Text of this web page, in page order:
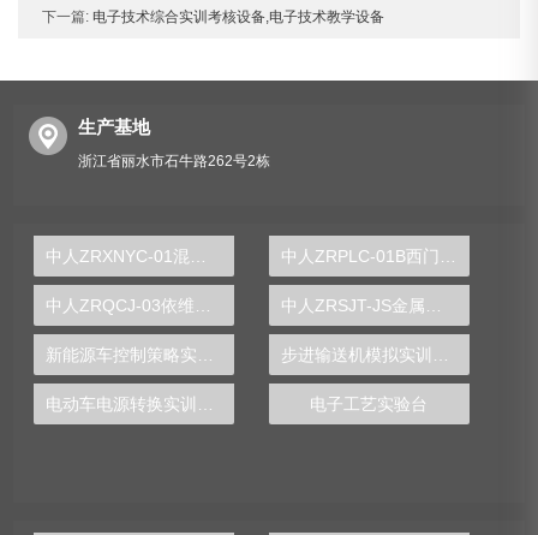
下一篇: 电子技术综合实训考核设备,电子技术教学设备
生产基地
浙江省丽水市石牛路262号2栋
电子工艺实验台